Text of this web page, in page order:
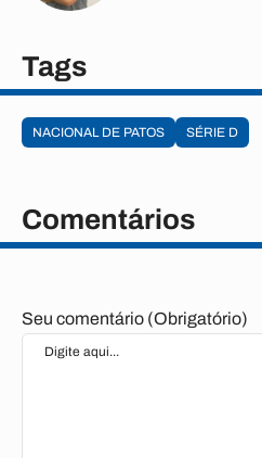
Tags
NACIONAL DE PATOS SÉRIE D
Comentários
Seu comentário (Obrigatório)